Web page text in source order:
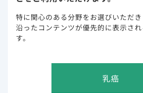
・Gilead社：社内資料 311-1089試
・Gallant JE. et al. : Lancet HIV. 3
〔利益相反〕本研究はGilead社の資
試験概要 ウイルス
特に関心のある分野をお選びいただき
沿ったコンテンツが優先的に表示さ
す。
乳癌